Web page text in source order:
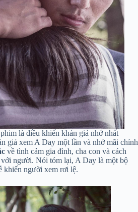
là điều khiến khán giả nhớ nhất
giả xem A Day một lần và nhớ mãi chính
về tình cảm gia đình, cha con và cách
người. Nói tóm lại, A Day là một bộ
khiến người xem rơi lệ.